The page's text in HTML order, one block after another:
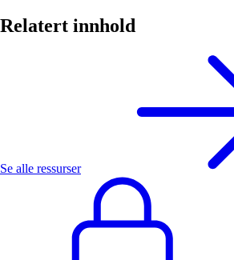
Relatert innhold
Se alle ressurser